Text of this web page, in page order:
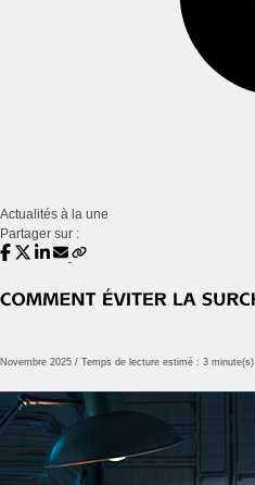
Actualités à la une
Partager sur :
Novembre 2025 / Temps de lecture estimé : 3 minute(s)